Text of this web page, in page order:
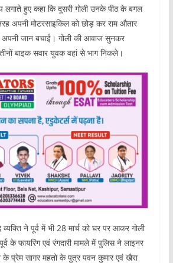
लगाते हुए कहा कि दूसरी गोली उनके पीठ के बगल
अपनी मोटरसाइकिल को छोड़ कर राम औतार
जान बचाई। गोली की आवाज सुनकर
बाइक सवार युवक वहां से भाग निकले।
ने पूर्व में भी 28 मार्च को घर पर आकर गोली
के फायरिंग एवं रंगदारी मामले में पुलिस ने लाइनर
के प्रेम सागर महतो के पुत्र पवन कुमार एवं खैरा